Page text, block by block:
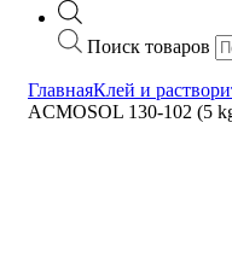
Поиск товаров
ГлавнаяКлей и
ACMOSOL 130-102 (5